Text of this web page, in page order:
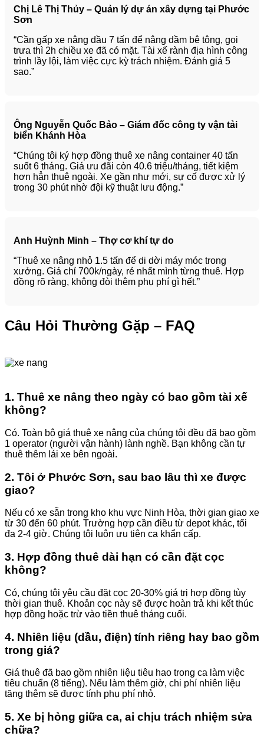
Chị Lê Thị Thủy – Quản lý dự án xây dựng tại Phước
Sơn
“Cần gấp xe nâng dầu 7 tấn để nâng dầm bê tông, gọi
trưa thì 2h chiều xe đã có mặt. Tài xế rành địa hình công
trình lầy lội, làm việc cực kỳ trách nhiệm. Đánh giá 5
sao.”
Ông Nguyễn Quốc Bảo – Giám đốc công ty vận tải
biển Khánh Hòa
“Chúng tôi ký hợp đồng thuê xe nâng container 40 tấn
suốt 6 tháng. Giá ưu đãi còn 40.6 triệu/tháng, tiết kiệm
hơn hẳn thuê ngoài. Xe gần như mới, sự cố được xử lý
trong 30 phút nhờ đội kỹ thuật lưu động.”
Anh Huỳnh Minh – Thợ cơ khí tự do
“Thuê xe nâng nhỏ 1.5 tấn để di dời máy móc trong
xưởng. Giá chỉ 700k/ngày, rẻ nhất mình từng thuê. Hợp
đồng rõ ràng, không đòi thêm phụ phí gì hết.”
Câu Hỏi Thường Gặp – FAQ
1. Thuê xe nâng theo ngày có bao gồm tài xế
không?
Có. Toàn bộ giá thuê xe nâng của chúng tôi đều đã bao gồm
1 operator (người vận hành) lành nghề. Bạn không cần tự
thuê thêm lái xe bên ngoài.
2. Tôi ở Phước Sơn, sau bao lâu thì xe được
giao?
Nếu có xe sẵn trong kho khu vực Ninh Hòa, thời gian giao xe
từ 30 đến 60 phút. Trường hợp cần điều từ depot khác, tối
đa 2-4 giờ. Chúng tôi luôn ưu tiên ca khẩn cấp.
3. Hợp đồng thuê dài hạn có cần đặt cọc
không?
Có, chúng tôi yêu cầu đặt cọc 20-30% giá trị hợp đồng tùy
thời gian thuê. Khoản cọc này sẽ được hoàn trả khi kết thúc
hợp đồng hoặc trừ vào tiền thuê tháng cuối.
4. Nhiên liệu (dầu, điện) tính riêng hay bao gồm
trong giá?
Giá thuê đã bao gồm nhiên liệu tiêu hao trong ca làm việc
tiêu chuẩn (8 tiếng). Nếu làm thêm giờ, chi phí nhiên liệu
tăng thêm sẽ được tính phụ phí nhỏ.
5. Xe bị hỏng giữa ca, ai chịu trách nhiệm sửa
chữa?